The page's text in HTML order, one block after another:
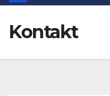
Kontakt